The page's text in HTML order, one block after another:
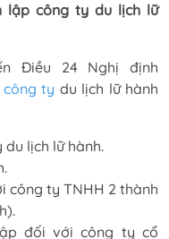
lập công ty du lịch lữ
Điều 24 Nghị định
ty du lịch lữ hành
lịch lữ hành.
công ty TNHH 2 thành
đối với công ty cổ